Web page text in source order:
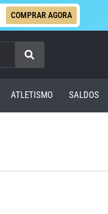
COMPRAR AGORA
Procurar
ATLETISMO SALDOS